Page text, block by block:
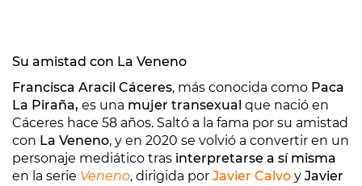
Su amistad con La Veneno
Francisca Aracil Cáceres, más conocida como Paca
La Piraña, es una mujer transexual que nació en
Cáceres hace 58 años. Saltó a la fama por su amistad
con La Veneno, y en 2020 se volvió a convertir en un
personaje mediático tras interpretarse a sí misma
en la serie Veneno, dirigida por Javier Calvo y Javier